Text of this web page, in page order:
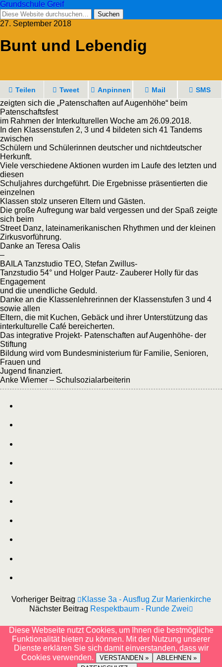
Grundschule Greif
27. September 2018
Bunt und Lebendig
Teilen Tweet Anpinnen Mail SMS
zeigten sich die „Patenschaften auf Augenhöhe“ beim
Patenschaftsfest
im Rahmen der Interkulturellen Woche am 26.09.2018.
In den Klassenstufen 2, 3 und 4 bildeten sich 41 Tandems
zwischen
Schülern und Schülerinnen deutscher und nichtdeutscher
Herkunft.
Viele verschiedene Aktionen wurden im Laufe des letzten und
diesen
Schuljahres durchgeführt. Die Ergebnisse präsentierten die
einzelnen
Klassen stolz unseren Eltern und Gästen.
Die große Aufregung war bald vergessen und der Spaß zeigte
sich beim
Street Danz, lateinamerikanischen Rhythmen und der kleinen
Zirkusvorführung.
Danke an Teresa Oalis
–
BAILA Tanzstudio TEO, Stefan Zwillus-
Tanzstudio 54° und Holger Pautz- Zauberer Holly für das
Engagement
und die unendliche Geduld.
Danke an die Klassenlehrerinnen der Klassenstufen 3 und 4
sowie allen
Eltern, die mit Kuchen, Gebäck und ihrer Unterstützung das
interkulturelle Café bereicherten.
Das integrative Projekt- Patenschaften auf Augenhöhe- der
Stiftung
Bildung wird vom Bundesministerium für Familie, Senioren,
Frauen und
Jugend finanziert.
Anke Wiemer – Schulsozialarbeiterin
Vorheriger Beitrag
Klasse 3a - Ausflug Zur Marienkirche
Nächster Beitrag Respektbaum - Runde Zwei
Diese Webseite nutzt Cookies, um Ihnen die bestmögliche
Funktionalität bieten zu können. Mit der Nutzung unserer
Dienste erklären Sie sich damit einverstanden, dass wir
Cookies verwenden.
VERSTANDEN »
ABLEHNEN »